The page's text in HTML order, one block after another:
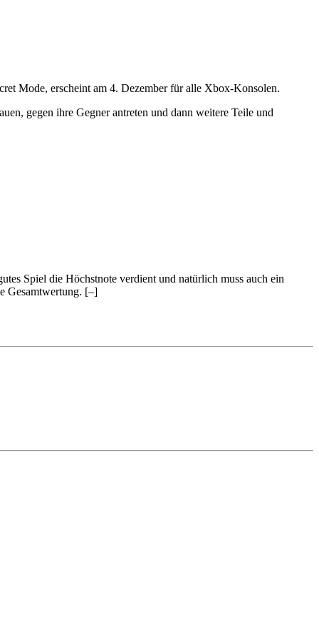
Mode, erscheint am 4. Dezember für alle Xbox-Konsolen.
gegen ihre Gegner antreten und dann weitere Teile und
Spiel die Höchstnote verdient und natürlich muss auch ein
Gesamtwertung. [–]